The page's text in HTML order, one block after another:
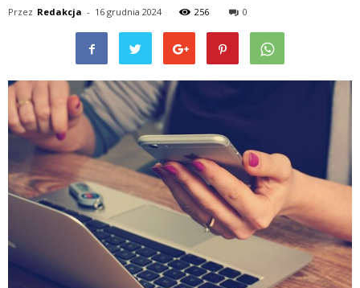
Przez Redakcja - 16 grudnia 2024 256 0